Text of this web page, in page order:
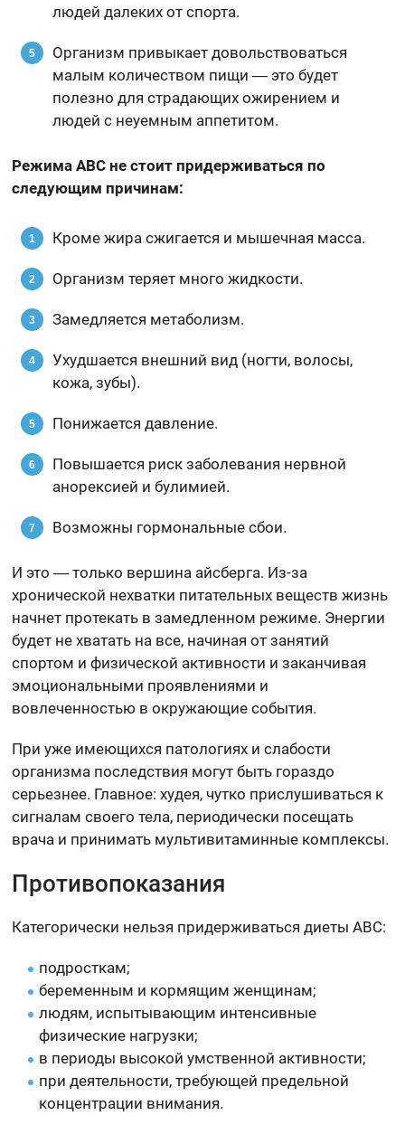
людей далеких от спорта.
Организм привыкает довольствоваться
малым количеством пищи ― это будет
полезно для страдающих ожирением и
людей с неуемным аппетитом.
Режима ABC не стоит придерживаться по
следующим причинам:
Кроме жира сжигается и мышечная масса.
Организм теряет много жидкости.
Замедляется метаболизм.
Ухудшается внешний вид (ногти, волосы,
кожа, зубы).
Понижается давление.
Повышается риск заболевания нервной
анорексией и булимией.
Возможны гормональные сбои.
И это ― только вершина айсберга. Из-за
хронической нехватки питательных веществ жизнь
начнет протекать в замедленном режиме. Энергии
будет не хватать на все, начиная от занятий
спортом и физической активности и заканчивая
эмоциональными проявлениями и
вовлеченностью в окружающие события.
При уже имеющихся патологиях и слабости
организма последствия могут быть гораздо
серьезнее. Главное: худея, чутко прислушиваться к
сигналам своего тела, периодически посещать
врача и принимать мультивитаминные комплексы.
Противопоказания
Категорически нельзя придерживаться диеты ABC:
подросткам;
беременным и кормящим женщинам;
людям, испытывающим интенсивные
физические нагрузки;
в периоды высокой умственной активности;
при деятельности, требующей предельной
концентрации внимания.